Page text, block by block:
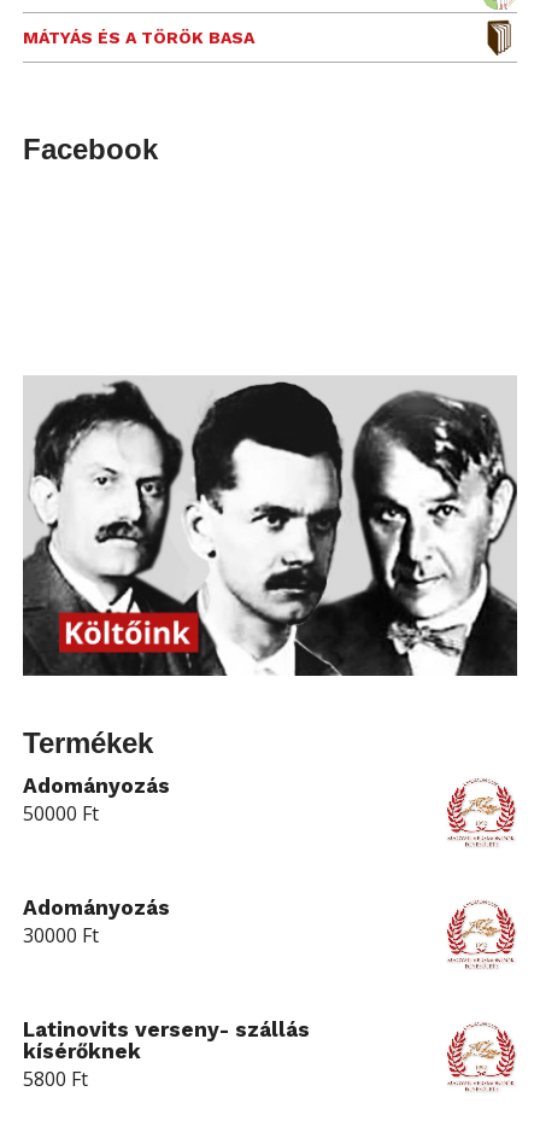
MÁTYÁS ÉS A TÖRÖK BASA
Facebook
Termékek
Adományozás
50000 Ft
Adományozás
30000 Ft
Latinovits verseny- szállás
kísérőknek
5800 Ft